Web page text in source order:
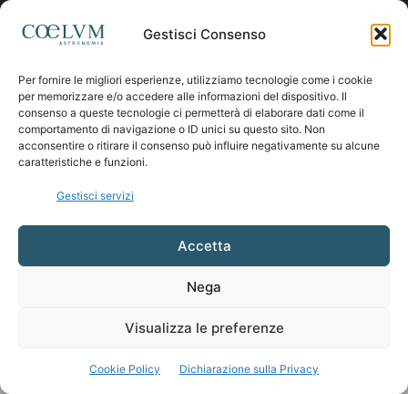
Gestisci Consenso
Per fornire le migliori esperienze, utilizziamo tecnologie come i cookie
per memorizzare e/o accedere alle informazioni del dispositivo. Il
consenso a queste tecnologie ci permetterà di elaborare dati come il
comportamento di navigazione o ID unici su questo sito. Non
acconsentire o ritirare il consenso può influire negativamente su alcune
caratteristiche e funzioni.
Gestisci servizi
Accetta
Nega
Visualizza le preferenze
Cookie Policy Dichiarazione sulla Privacy
Contattaci:coelumastro@coelum.com
SEGUICI